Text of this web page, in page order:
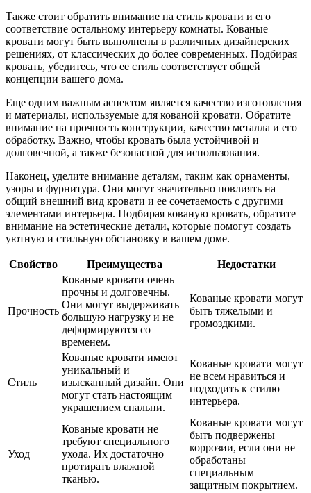
Также стоит обратить внимание на стиль кровати и его
соответствие остальному интерьеру комнаты. Кованые
кровати могут быть выполнены в различных дизайнерских
решениях, от классических до более современных. Подбирая
кровать, убедитесь, что ее стиль соответствует общей
концепции вашего дома.
Еще одним важным аспектом является качество изготовления
и материалы, используемые для кованой кровати. Обратите
внимание на прочность конструкции, качество металла и его
обработку. Важно, чтобы кровать была устойчивой и
долговечной, а также безопасной для использования.
Наконец, уделите внимание деталям, таким как орнаменты,
узоры и фурнитура. Они могут значительно повлиять на
общий внешний вид кровати и ее сочетаемость с другими
элементами интерьера. Подбирая кованую кровать, обратите
внимание на эстетические детали, которые помогут создать
уютную и стильную обстановку в вашем доме.
Свойство Преимущества Недостатки
Прочность
Кованые кровати очень
прочны и долговечны.
Они могут выдерживать
большую нагрузку и не
деформируются со
временем.
Кованые кровати могут
быть тяжелыми и
громоздкими.
Стиль
Кованые кровати имеют
уникальный и
изысканный дизайн. Они
могут стать настоящим
украшением спальни.
Кованые кровати могут
не всем нравиться и
подходить к стилю
интерьера.
Уход
Кованые кровати не
требуют специального
ухода. Их достаточно
протирать влажной
тканью.
Кованые кровати могут
быть подвержены
коррозии, если они не
обработаны
специальным
защитным покрытием.